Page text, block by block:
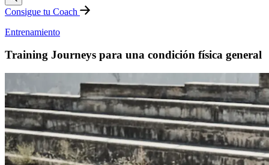
Consigue tu Coach
Entrenamiento
Training Journeys para una condición física general